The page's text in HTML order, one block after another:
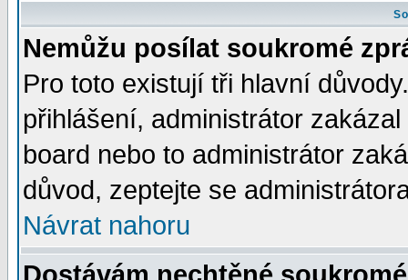
Nemůžu posílat soukromé
Pro toto existují tři hlavní
přihlášení, administrátor
board nebo to administrátor
důvod, zeptejte se
Návrat nahoru